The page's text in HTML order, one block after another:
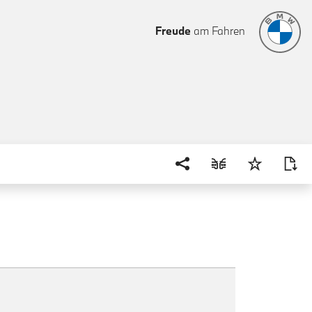
Freude am Fahren